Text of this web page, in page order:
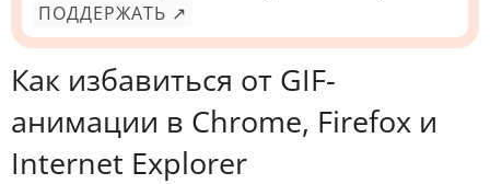
ПОДДЕРЖАТЬ ↗
Как избавиться от GIF-
анимации в Chrome, Firefox и
Internet Explorer